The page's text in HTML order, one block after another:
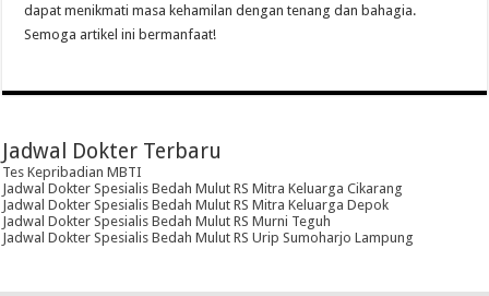
dapat menikmati masa kehamilan dengan tenang dan bahagia.
Semoga artikel ini bermanfaat!
Jadwal Dokter Terbaru
Tes Kepribadian MBTI
Jadwal Dokter Spesialis Bedah Mulut RS Mitra Keluarga Cikarang
Jadwal Dokter Spesialis Bedah Mulut RS Mitra Keluarga Depok
Jadwal Dokter Spesialis Bedah Mulut RS Murni Teguh
Jadwal Dokter Spesialis Bedah Mulut RS Urip Sumoharjo Lampung